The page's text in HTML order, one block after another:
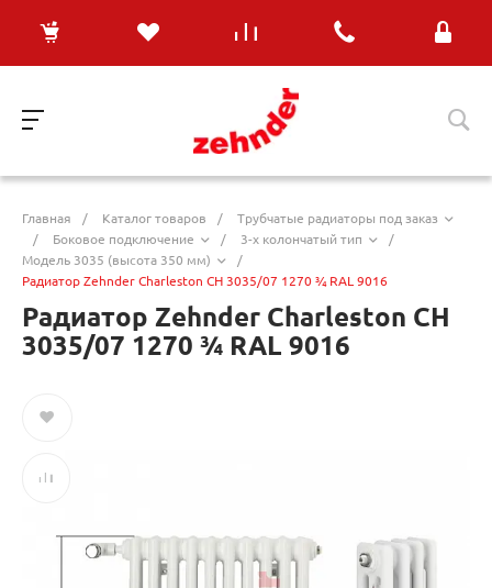
Главная / Каталог товаров /
Трубчатые радиаторы под заказ
/
Боковое подключение / 3-х колончатый тип
/
Модель 3035 (высота 350 мм)
/
Радиатор Zehnder Charleston CH 3035/07 1270 ¾ RAL 9016
Радиатор Zehnder Charleston CH
3035/07 1270 ¾ RAL 9016